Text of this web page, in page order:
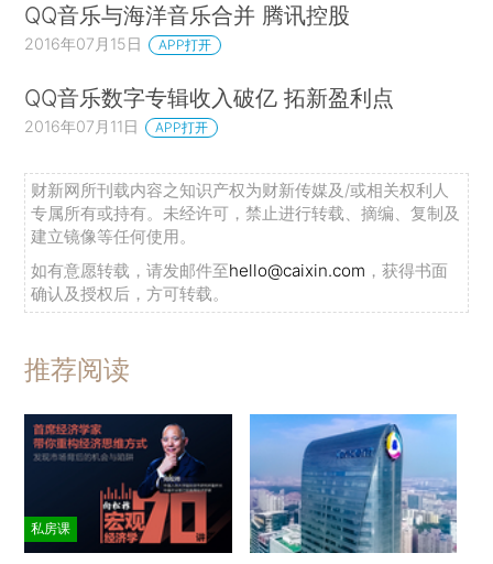
QQ音乐与海洋音乐合并 腾讯控股
2016年07月15日 APP打开
QQ音乐数字专辑收入破亿 拓新盈利点
2016年07月11日 APP打开
财新网所刊载内容之知识产权为财新传媒及/或相关权利人
专属所有或持有。未经许可，禁止进行转载、摘编、复制及
建立镜像等任何使用。
如有意愿转载，请发邮件至hello@caixin.com ，获得书面
确认及授权后，方可转载。
推荐阅读
私房课